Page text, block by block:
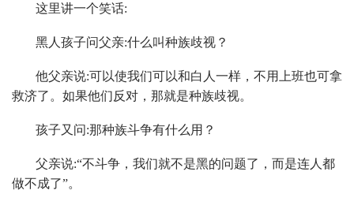
这里讲一个笑话:
黑人孩子问父亲:什么叫种族歧视？
他父亲说:可以使我们可以和白人一样，不用上班也可拿
救济了。如果他们反对，那就是种族歧视。
孩子又问:那种族斗争有什么用？
父亲说:“不斗争，我们就不是黑的问题了，而是连人都
做不成了”。